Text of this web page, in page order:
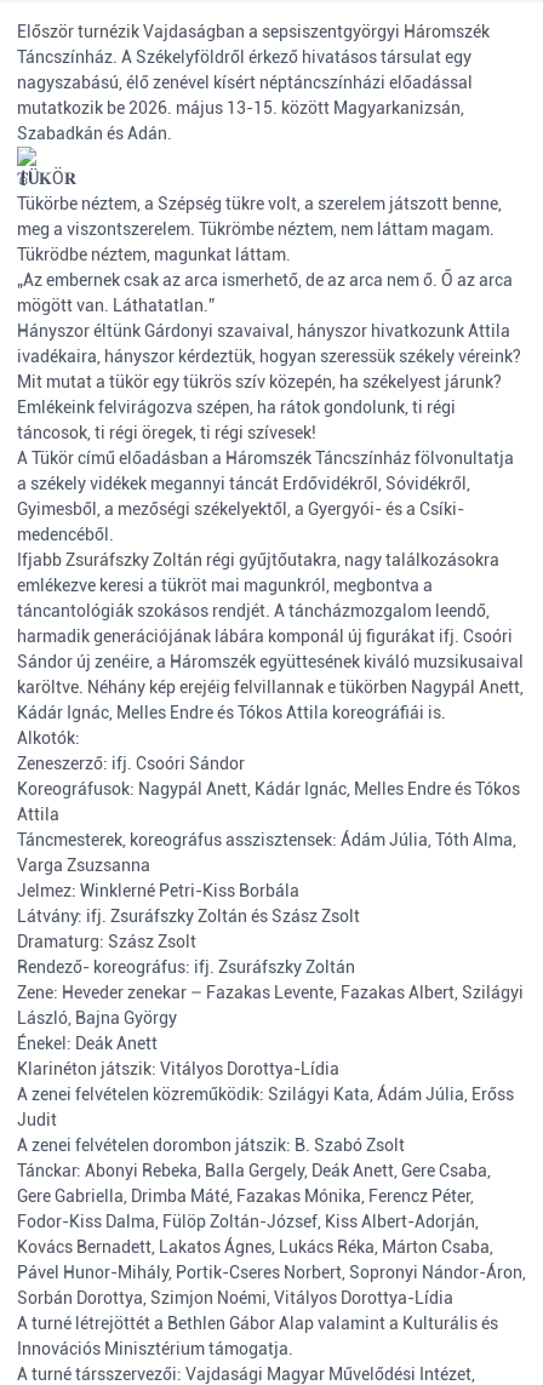
Először turnézik Vajdaságban a sepsiszentgyörgyi Háromszék
Táncszínház. A Székelyföldről érkező hivatásos társulat egy
nagyszabású, élő zenével kísért néptáncszínházi előadással
mutatkozik be 2026. május 13-15. között Magyarkanizsán,
Szabadkán és Adán.
𝐓Ü𝐊Ö𝐑
Tükörbe néztem, a Szépség tükre volt, a szerelem játszott benne,
meg a viszontszerelem. Tükrömbe néztem, nem láttam magam.
Tükrödbe néztem, magunkat láttam.
„Az embernek csak az arca ismerhető, de az arca nem ő. Ő az arca
mögött van. Láthatatlan.”
Hányszor éltünk Gárdonyi szavaival, hányszor hivatkozunk Attila
ivadékaira, hányszor kérdeztük, hogyan szeressük székely véreink?
Mit mutat a tükör egy tükrös szív közepén, ha székelyest járunk?
Emlékeink felvirágozva szépen, ha rátok gondolunk, ti régi
táncosok, ti régi öregek, ti régi szívesek!
A Tükör című előadásban a Háromszék Táncszínház fölvonultatja
a székely vidékek megannyi táncát Erdővidékről, Sóvidékről,
Gyimesből, a mezőségi székelyektől, a Gyergyói- és a Csíki-
medencéből.
Ifjabb Zsuráfszky Zoltán régi gyűjtőutakra, nagy találkozásokra
emlékezve keresi a tükröt mai magunkról, megbontva a
táncantológiák szokásos rendjét. A táncházmozgalom leendő,
harmadik generációjának lábára komponál új figurákat ifj. Csoóri
Sándor új zenéire, a Háromszék együttesének kiváló muzsikusaival
karöltve. Néhány kép erejéig felvillannak e tükörben Nagypál Anett,
Kádár Ignác, Melles Endre és Tókos Attila koreográfiái is.
Alkotók:
Zeneszerző: ifj. Csoóri Sándor
Koreográfusok: Nagypál Anett, Kádár Ignác, Melles Endre és Tókos
Attila
Táncmesterek, koreográfus asszisztensek: Ádám Júlia, Tóth Alma,
Varga Zsuzsanna
Jelmez: Winklerné Petri-Kiss Borbála
Látvány: ifj. Zsuráfszky Zoltán és Szász Zsolt
Dramaturg: Szász Zsolt
Rendező- koreográfus: ifj. Zsuráfszky Zoltán
Zene: Heveder zenekar – Fazakas Levente, Fazakas Albert, Szilágyi
László, Bajna György
Énekel: Deák Anett
Klarinéton játszik: Vitályos Dorottya-Lídia
A zenei felvételen közreműködik: Szilágyi Kata, Ádám Júlia, Erőss
Judit
A zenei felvételen dorombon játszik: B. Szabó Zsolt
Tánckar: Abonyi Rebeka, Balla Gergely, Deák Anett, Gere Csaba,
Gere Gabriella, Drimba Máté, Fazakas Mónika, Ferencz Péter,
Fodor-Kiss Dalma, Fülöp Zoltán-József, Kiss Albert-Adorján,
Kovács Bernadett, Lakatos Ágnes, Lukács Réka, Márton Csaba,
Pável Hunor-Mihály, Portik-Cseres Norbert, Sopronyi Nándor-Áron,
Sorbán Dorottya, Szimjon Noémi, Vitályos Dorottya-Lídia
A turné létrejöttét a Bethlen Gábor Alap valamint a Kulturális és
Innovációs Minisztérium támogatja.
A turné társszervezői: Vajdasági Magyar Művelődési Intézet,